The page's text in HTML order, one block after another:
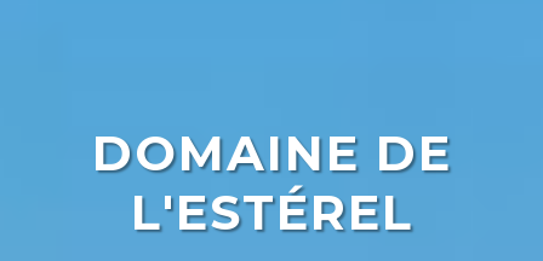
DOMAINE DE
L'ESTÉREL